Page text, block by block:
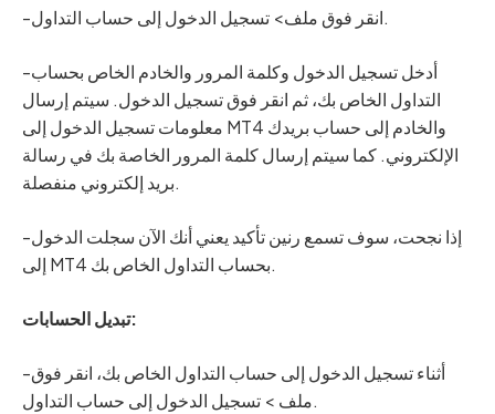
-انقر فوق ملف> تسجيل الدخول إلى حساب التداول.
-أدخل تسجيل الدخول وكلمة المرور والخادم الخاص بحساب
التداول الخاص بك، ثم انقر فوق تسجيل الدخول. سيتم إرسال
معلومات تسجيل الدخول إلى MT4 والخادم إلى حساب بريدك
الإلكتروني. كما سيتم إرسال كلمة المرور الخاصة بك في رسالة
بريد إلكتروني منفصلة.
-إذا نجحت، سوف تسمع رنين تأكيد يعني أنك الآن سجلت الدخول
إلى MT4 بحساب التداول الخاص بك.
تبديل الحسابات:
-أثناء تسجيل الدخول إلى حساب التداول الخاص بك، انقر فوق
ملف > تسجيل الدخول إلى حساب التداول.